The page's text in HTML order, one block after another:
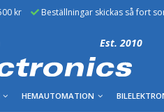
kr Beställningar skickas så fort
Est. 2010
HEMAUTOMATION